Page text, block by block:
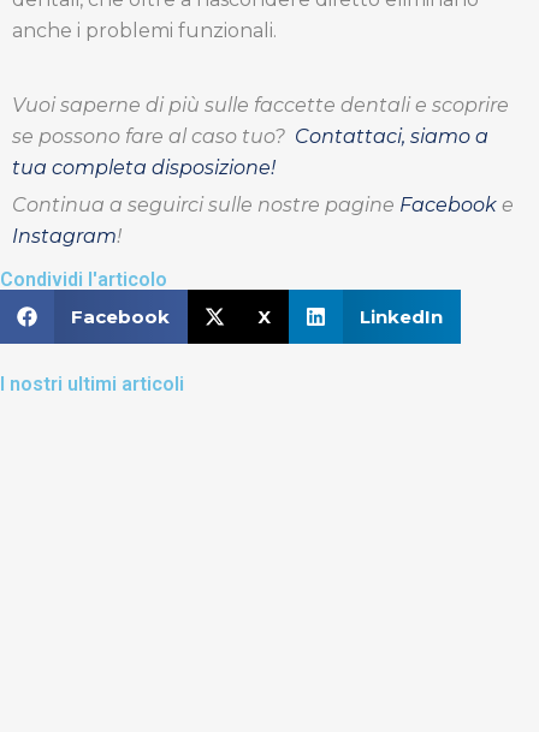
anche i problemi funzionali.
Vuoi saperne di più sulle faccette dentali e scoprire
se possono fare al caso tuo? Contattaci, siamo a
tua completa disposizione!
Continua a seguirci sulle nostre pagine Facebook e
Instagram!
Condividi l'articolo
Facebook
X LinkedIn
I nostri ultimi articoli